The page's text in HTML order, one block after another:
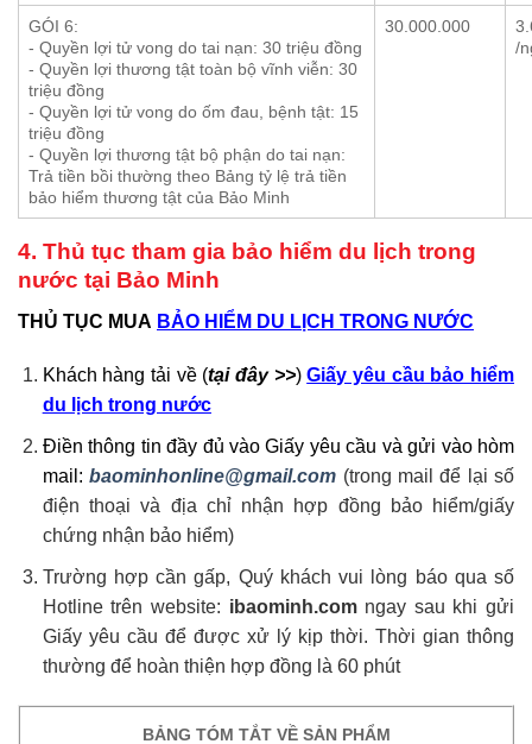
GÓI 6:
- Quyền lợi tử vong do tai nạn: 30 triệu đồng
- Quyền lợi thương tật toàn bộ vĩnh viễn: 30
triệu đồng
- Quyền lợi tử vong do ốm đau, bệnh tật: 15
triệu đồng
- Quyền lợi thương tật bộ phận do tai nạn:
Trả tiền bồi thường theo Bảng tỷ lệ trả tiền
bảo hiểm thương tật của Bảo Minh
30.000.000
/
4. Thủ tục tham gia bảo hiểm du lịch trong
nước tại Bảo Minh
THỦ TỤC MUA BẢO HIỂM DU LỊCH TRONG NƯỚC
Khách hàng tải về (tại đây >>)Giấy yêu cầu bảo hiểm
du lịch trong nước
Điền thông tin đầy đủ vào Giấy yêu cầu và gửi vào hòm
mail:baominhonline@gmail.com (trong mail để lại số
điện thoại và địa chỉ nhận hợp đồng bảo hiểm/giấy
chứng nhận bảo hiểm)
Trường hợp cần gấp, Quý khách vui lòng báo qua số
Hotline trên website: ibaominh.comngay sau khi gửi
Giấy yêu cầu để được xử lý kịp thời. Thời gian thông
thường để hoàn thiện hợp đồng là 60 phút
BẢNG TÓM TẮT VỀ SẢN PHẨM